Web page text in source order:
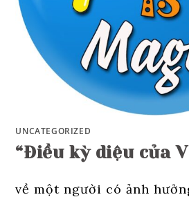
UNCATEGORIZED
“Điều kỳ diệu của
về một người có ảnh